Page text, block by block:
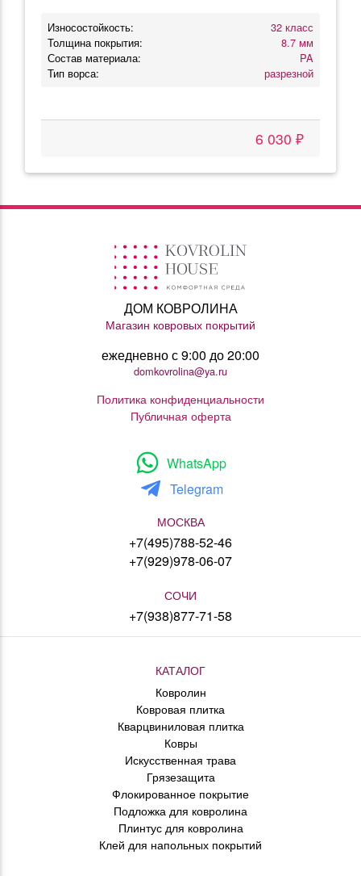
Износостойкость:
32 класс
Толщина покрытия:
8.7 мм
Состав материала:
PA
Тип ворса:
разрезной
6 030 ₽
ДОМ КОВРОЛИНА
Магазин ковровых покрытий
ежедневно с 9:00 до 20:00
domkovrolina@ya.ru
Политика конфиденциальности
Публичная оферта
WhatsApp
Telegram
МОСКВА
+7(495)788-52-46
+7(929)978-06-07
СОЧИ
+7(938)877-71-58
КАТАЛОГ
Ковролин
Ковровая плитка
Кварцвиниловая плитка
Ковры
Искусственная трава
Грязезащита
Флокированное покрытие
Подложка для ковролина
Плинтус для ковролина
Клей для напольных покрытий